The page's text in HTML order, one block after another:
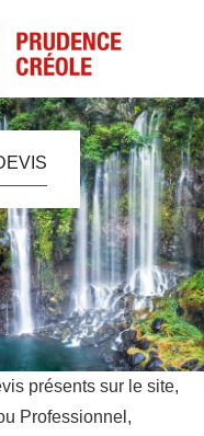
présents sur le site,
Professionnel,